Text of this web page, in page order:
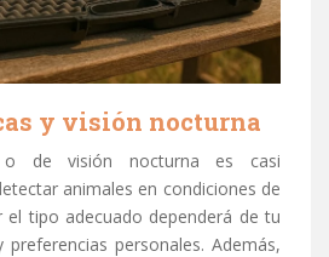
y visión nocturna
de visión nocturna es casi
animales en condiciones de
el tipo adecuado dependerá de tu
personales. Además,